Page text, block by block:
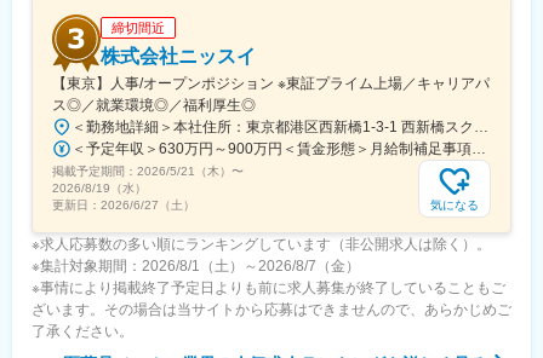
■働き方：
・土日祝休み／年間休日128日
・有給休暇取得率：79.8％（2025年度）
・「くるみん」「えるぼし」取得
■各種手当・福利厚生：
・社宅制度あり（適用条件あり・入社から7年間まで適用）
・日当あり（別途支給）
変更の範囲：会社の定める業務
締切間近
株式会社ニッスイ
【東京】人事/オープンポジション ※東証プライム上場／キャリアパ
ス◎／就業環境◎／福利厚生◎
＜勤務地詳細＞本社住所：東京都港区西新橋1-3-1 西新橋スクエア勤務地最寄駅：東京メトロ線／内幸町駅受動喫煙対策：屋内全面禁煙変更の範囲：会社の定める事業所（リモートワーク含む）
＜予定年収＞630万円～900万円＜賃金形態＞月給制補足事項なし＜賃金内訳＞月額（基本給）：330,000円～448,000円＜月給＞330,000円～448,000円＜昇給有無＞有＜残業手当＞有＜給与補足＞※給与詳細は、経験・経歴を考慮のうえ、決定します。■賞与：年2回（6月・12月）※2026年 度見込（ 6.0ヶ月）※時間外、法定外休日勤務をした場合は30%の割増手当支給法定休日勤務の場合は、35%の割増手当支給賃金はあくまでも目安の金額であり、選考を通じて上下する可能性があります。月給(月額)は固定手当を含めた表記です。
掲載予定期間： 2026/5/21（木） 〜
2026/8/19（水）
更新日： 2026/6/27（土） 気になる
※求人応募数の多い順にランキングしています（非公開求人は除く）。
※集計対象期間：2026/8/1（土）～2026/8/7（金）
※事情により掲載終了予定日よりも前に求人募集が終了していることもご
ざいます。その場合は当サイトから応募はできませんので、あらかじめご
了承ください。